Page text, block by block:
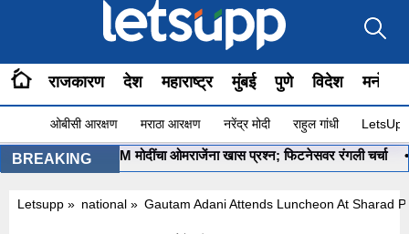
राजकारण देश महाराष्ट्र मुंबई पुणे विदेश
ओबीसी आरक्षण मराठा आरक्षण नरेंद्र मोदी राहुल गांधी
BREAKING
सुरू आहे ना?”, PM मोदींचा ओमराजेंना खास प्रश्न; फिटनेसवर रंगली चर्चा •
Letsupp » national » Gautam Adani Attends Luncheon At Sharad